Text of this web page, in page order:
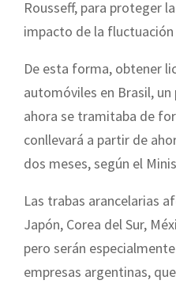
Rousseff, para proteger
impacto de la fluctuación
De esta forma, obtener
automóviles en Brasil,
ahora se tramitaba de
conllevará a partir de
dos meses, según el
Las trabas arancelarias
Japón, Corea del Sur,
pero serán
empresas argentinas,